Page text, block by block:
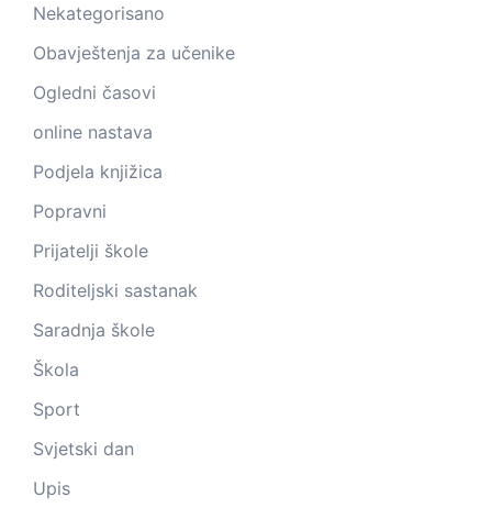
Nekategorisano
Obavještenja za učenike
Ogledni časovi
online nastava
Podjela knjižica
Popravni
Prijatelji škole
Roditeljski sastanak
Saradnja škole
Škola
Sport
Svjetski dan
Upis